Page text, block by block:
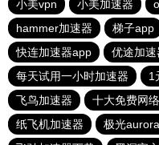
小美vpn
小美加速器
hammer加速器
梯子app
快连加速器app
优途加
每天试用一小时加速器
1
飞鸟加速器
十大免费网
纸飞机加速器
极光